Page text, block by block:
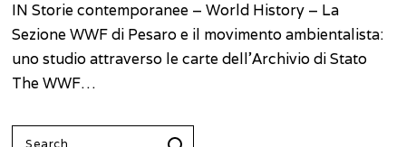
IN Storie contemporanee – World History – La
Sezione WWF di Pesaro e il movimento ambientalista:
uno studio attraverso le carte dell’Archivio di Stato
The WWF…
Search